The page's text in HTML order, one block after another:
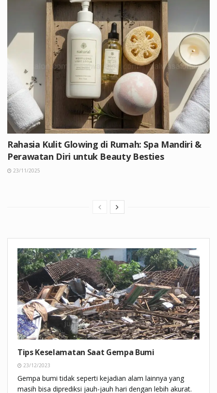
Rahasia Kulit Glowing di Rumah: Spa Mandiri &
Perawatan Diri untuk Beauty Besties
23/11/2025
Tips Keselamatan Saat Gempa Bumi
23/12/2023
Gempa bumi tidak seperti kejadian alam lainnya yang
masih bisa diprediksi jauh-jauh hari dengan lebih akurat.